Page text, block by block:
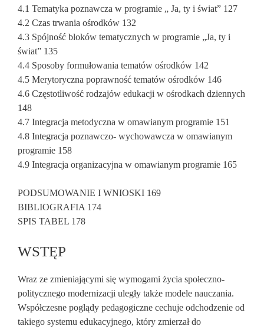
4.1 Tematyka poznawcza w programie „ Ja, ty i świat” 127
4.2 Czas trwania ośrodków 132
4.3 Spójność bloków tematycznych w programie „Ja, ty i
świat” 135
4.4 Sposoby formułowania tematów ośrodków 142
4.5 Merytoryczna poprawność tematów ośrodków 146
4.6 Częstotliwość rodzajów edukacji w ośrodkach dziennych
148
4.7 Integracja metodyczna w omawianym programie 151
4.8 Integracja poznawczo- wychowawcza w omawianym
programie 158
4.9 Integracja organizacyjna w omawianym programie 165
PODSUMOWANIE I WNIOSKI 169
BIBLIOGRAFIA 174
SPIS TABEL 178
WSTĘP
Wraz ze zmieniającymi się wymogami życia społeczno-
politycznego modernizacji uległy także modele nauczania.
Współczesne poglądy pedagogiczne cechuje odchodzenie od
takiego systemu edukacyjnego, który zmierzał do